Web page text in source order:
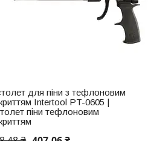
для піни з тефлоновим
Intertool PT-0605 |
піни тефлоновим